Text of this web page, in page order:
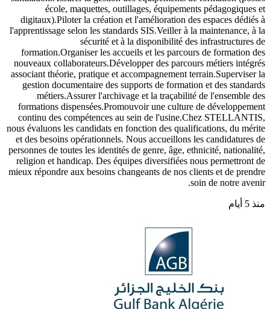
école, maquettes, outillages, équipements pédagogiques et
digitaux).Piloter la création et l'amélioration des espaces dédiés à
l'apprentissage selon les standards SIS.Veiller à la maintenance, à la
sécurité et à la disponibilité des infrastructures de
formation.Organiser les accueils et les parcours de formation des
nouveaux collaborateurs.Développer des parcours métiers intégrés
associant théorie, pratique et accompagnement terrain.Superviser la
gestion documentaire des supports de formation et des standards
métiers.Assurer l'archivage et la traçabilité de l'ensemble des
formations dispensées.Promouvoir une culture de développement
continu des compétences au sein de l'usine.Chez STELLANTIS,
nous évaluons les candidats en fonction des qualifications, du mérite
et des besoins opérationnels. Nous accueillons les candidatures de
personnes de toutes les identités de genre, âge, ethnicité, nationalité,
religion et handicap. Des équipes diversifiées nous permettront de
mieux répondre aux besoins changeants de nos clients et de prendre
soin de notre avenir.
منذ 5 أيام